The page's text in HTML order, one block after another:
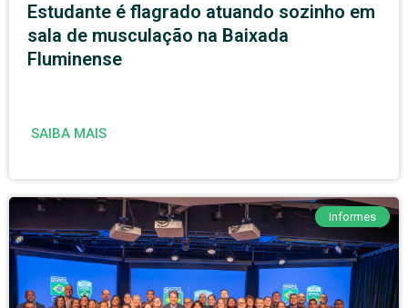
Estudante é flagrado atuando sozinho em
sala de musculação na Baixada
Fluminense
SAIBA MAIS
Informes